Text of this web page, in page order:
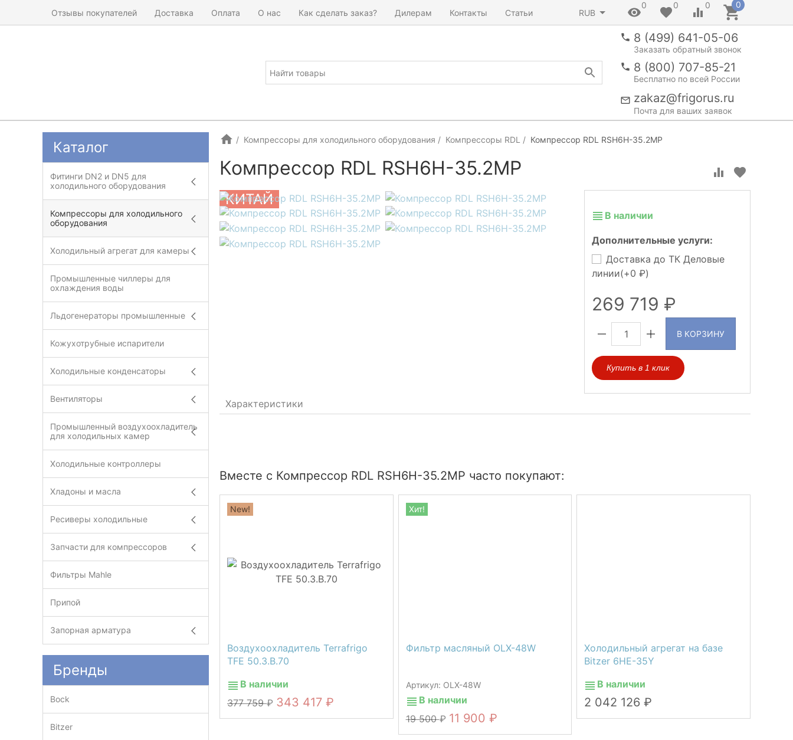
Отзывы покупателей Доставка Оплата О нас Как сделать заказ? Дилерам Контакты Статьи RUB
0 0 0 0
8 (499) 641-05-06
Заказать обратный звонок
8 (800) 707-85-21
Бесплатно по всей России
zakaz@frigorus.ru
Почта для ваших заявок
Компрессоры для холодильного оборудования Компрессоры RDL Компрессор RDL RSH6H-35.2MP
Компрессор RDL RSH6H-35.2MP
КИТАЙ
В наличии
Дополнительные услуги:
Доставка до ТК Деловые
линии(+0 )
269 719
В КОРЗИНУ
Купить в 1 клик
Характеристики
Вместе с Компрессор RDL RSH6H-35.2MP часто покупают:
Воздухоохладитель Terrafrigo
TFE 50.3.B.70
В наличии
377 759
343 417
New!
Фильтр масляный OLX-48W
Артикул: OLX-48W
В наличии
19 500
11 900
Хит!
Холодильный агрегат на базе
Bitzer 6HE-35Y
В наличии
2 042 126
Каталог
Фитинги DN2 и DN5 для
холодильного оборудования
Компрессоры для холодильного
оборудования
Холодильный агрегат для камеры
Промышленные чиллеры для
охлаждения воды
Льдогенераторы промышленные
Кожухотрубные испарители
Холодильные конденсаторы
Вентиляторы
Промышленный воздухоохладитель
для холодильных камер
Холодильные контроллеры
Хладоны и масла
Ресиверы холодильные
Запчасти для компрессоров
Фильтры Mahle
Припой
Запорная арматура
Бренды
Bock
Bitzer